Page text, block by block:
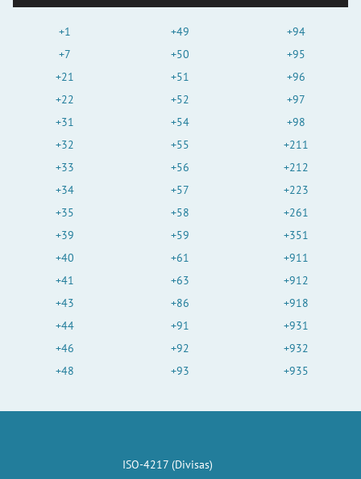
+1
+7
+21
+22
+31
+32
+33
+34
+35
+39
+40
+41
+43
+44
+46
+48
+49
+50
+51
+52
+54
+55
+56
+57
+58
+59
+61
+63
+86
+91
+92
+93
+94
+95
+96
+97
+98
+211
+212
+223
+261
+351
+911
+912
+918
+931
+932
+935
ISO-4217 (Divisas)